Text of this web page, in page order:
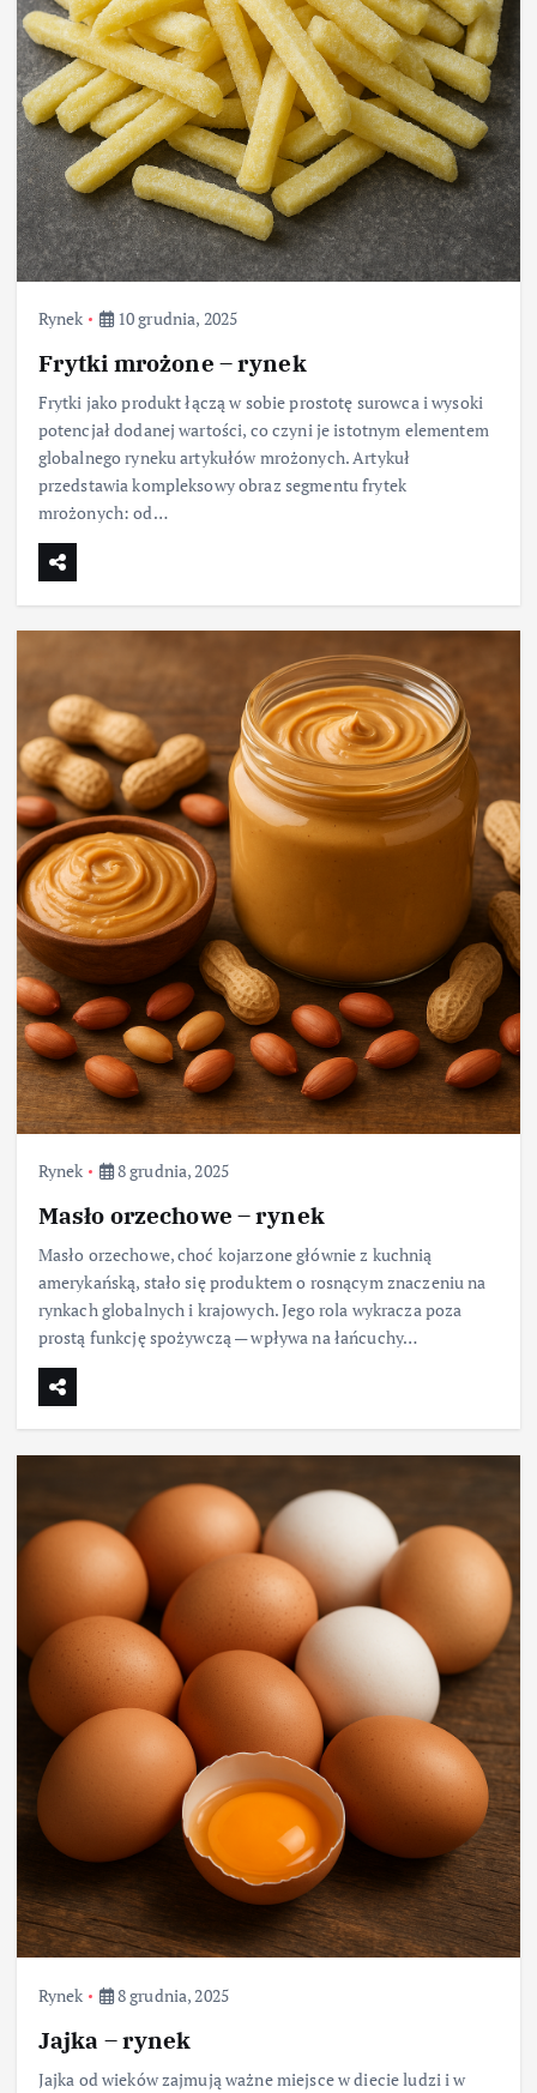
Rynek 10 grudnia, 2025
Frytki mrożone – rynek
Frytki jako produkt łączą w sobie prostotę surowca i wysoki
potencjał dodanej wartości, co czyni je istotnym elementem
globalnego ryneku artykułów mrożonych. Artykuł
przedstawia kompleksowy obraz segmentu frytek
mrożonych: od…
Rynek 8 grudnia, 2025
Masło orzechowe – rynek
Masło orzechowe, choć kojarzone głównie z kuchnią
amerykańską, stało się produktem o rosnącym znaczeniu na
rynkach globalnych i krajowych. Jego rola wykracza poza
prostą funkcję spożywczą — wpływa na łańcuchy…
Rynek 8 grudnia, 2025
Jajka – rynek
Jajka od wieków zajmują ważne miejsce w diecie ludzi i w